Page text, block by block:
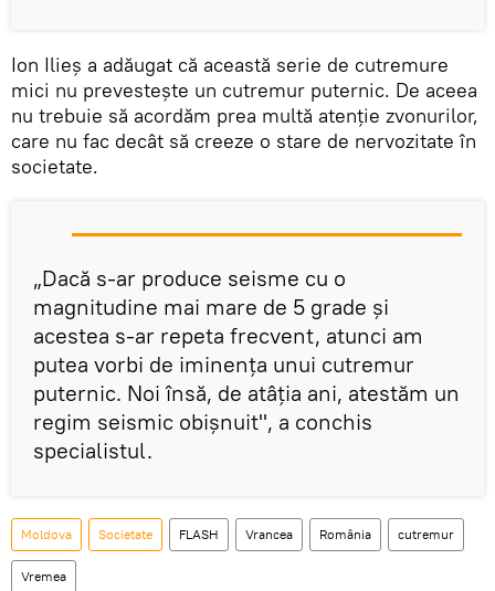
Ion Ilieș a adăugat că această serie de cutremure
mici nu prevestește un cutremur puternic. De aceea
nu trebuie să acordăm prea multă atenție zvonurilor,
care nu fac decât să creeze o stare de nervozitate în
societate.
„Dacă s-ar produce seisme cu o
magnitudine mai mare de 5 grade și
acestea s-ar repeta frecvent, atunci am
putea vorbi de iminența unui cutremur
puternic. Noi însă, de atâția ani, atestăm un
regim seismic obișnuit", a conchis
specialistul.
Moldova Societate FLASH Vrancea România cutremur
Vremea